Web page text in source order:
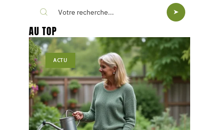
AU TOP
ACTU